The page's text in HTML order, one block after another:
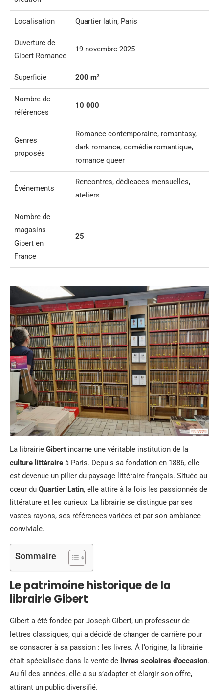
Localisation Quartier latin, Paris
Ouverture de
Gibert Romance
19 novembre 2025
Superficie 200 m²
Nombre de
références
10 000
Genres
proposés
Romance contemporaine, romantasy,
dark romance, comédie romantique,
romance queer
Événements
Rencontres, dédicaces mensuelles,
ateliers
Nombre de
magasins
Gibert en
France
25
La librairie Gibert incarne une véritable institution de la
culture littéraire à Paris. Depuis sa fondation en 1886, elle
est devenue un pilier du paysage littéraire français. Située au
cœur du Quartier Latin, elle attire à la fois les passionnés de
littérature et les curieux. La librairie se distingue par ses
vastes rayons, ses références variées et par son ambiance
conviviale.
Sommaire
Le patrimoine historique de la
librairie Gibert
Gibert a été fondée par Joseph Gibert, un professeur de
lettres classiques, qui a décidé de changer de carrière pour
se consacrer à sa passion : les livres. À l’origine, la librairie
était spécialisée dans la vente de livres scolaires d’occasion.
Au fil des années, elle a su s’adapter et élargir son offre,
attirant un public diversifié.